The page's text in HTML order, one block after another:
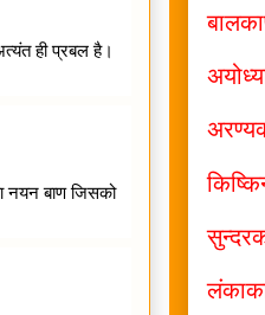
ही प्रबल है।
नयन बाण जिसको